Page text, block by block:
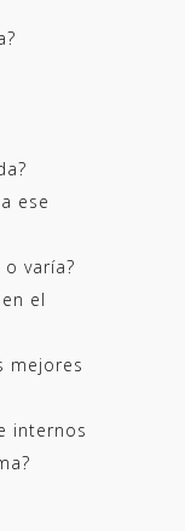
ese
varía?
el
mejores
internos